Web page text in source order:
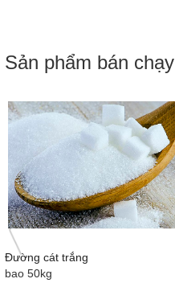
Sản phẩm bán chạy
Đường cát trắng
bao 50kg